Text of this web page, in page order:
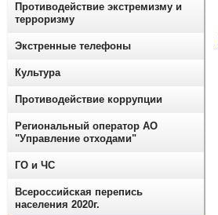
Противодействие экстремизму и
терроризму
Экстренные телефоны
Культура
Противодействие коррупции
Региональный оператор АО
"Управление отходами"
ГО и ЧС
Всероссийская перепись
населения 2020г.